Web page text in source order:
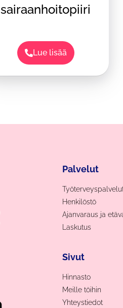
sairaanhoitopiiri
Lue lisää
Palvelut
Henkilöstö
Ajanvaraus ja
Laskutus
Sivut
Hinnasto
Meille töihin
Yhteystiedot